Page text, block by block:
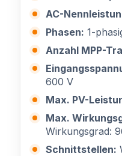
AC-
Phasen: 1-
Anzahl MPP-
600 V
Max. PV-
Max.
Wirkungsgrad:
Schnittstellen: